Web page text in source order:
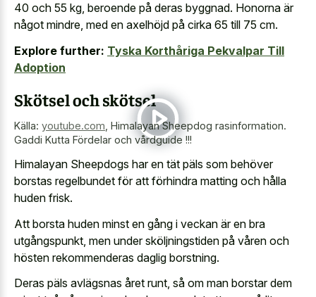
40 och 55 kg, beroende på deras byggnad. Honorna är
något mindre, med en axelhöjd på cirka 65 till 75 cm.
Explore further: Tyska Korthåriga Pekvalpar Till
Adoption
Skötsel och skötsel
Källa: youtube.com Himalayan Sheepdog rasinformation.
Gaddi Kutta Fördelar och vårdguide !!!
Himalayan Sheepdogs har en tät päls som behöver
borstas regelbundet för att förhindra matting och hålla
huden frisk.
Att borsta huden minst en gång i veckan är en bra
utgångspunkt, men under sköljningstiden på våren och
hösten rekommenderas daglig borstning.
Deras päls avlägsnas året runt, så om man borstar dem